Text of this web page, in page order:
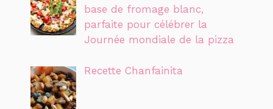
base de fromage blanc,
parfaite pour célébrer la
Journée mondiale de la pizza
Recette Chanfainita